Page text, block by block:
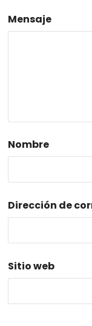
Mensaje
Nombre
Dirección de
Sitio web